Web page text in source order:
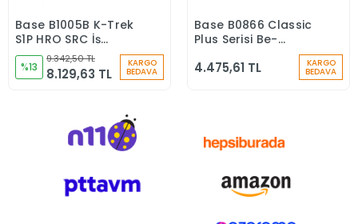
Sepete Ekle
Base B1005B K-Trek
S1P HRO SRC İş
Güvenliği Ayakkabısı
%13
9.342,50 TL
8.129,63 TL
KARGO
BEDAVA
Stokta Yok
Base B0866 Classic
Plus Serisi Be-
Kompozit Burun İş
4.475,61 TL KARGO
BEDAVA